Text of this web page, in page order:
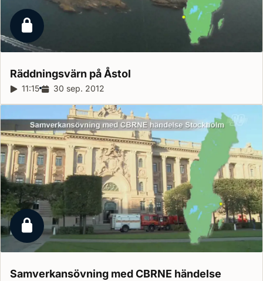
Låst reportage
Räddningsvärn på Åstol
Reportagelängd:
11:15 Releasedatum:
30 sep. 2012
Låst reportage
Samverkansövning med CBRNE händelse